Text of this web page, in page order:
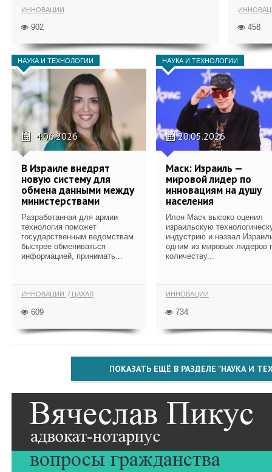
ИННОВАЦИИ
902 458
НАУКА И ТЕХНОЛОГИИ
4.06.2026
В Израиле внедрят
новую систему для
обмена данными между
министерствами
Разработанная для армии
технология поможет
государственным ведомствам
быстрее обмениваться
информацией, принимать...
ИННОВАЦИИ ЦАХАЛ
609
НАУКА И ТЕХНОЛОГИИ
20.05.2026
Маск: Израиль —
мировой лидер по
инновациям на душу
населения
Илон Маск высоко оценил
израильскую
индустрию и назвал
одним из мировых лидеров
количеству...
ИННОВАЦИИ
734
ПОКАЗАТЬ ЕЩЁ В РАЗДЕЛЕ "НАУКА И